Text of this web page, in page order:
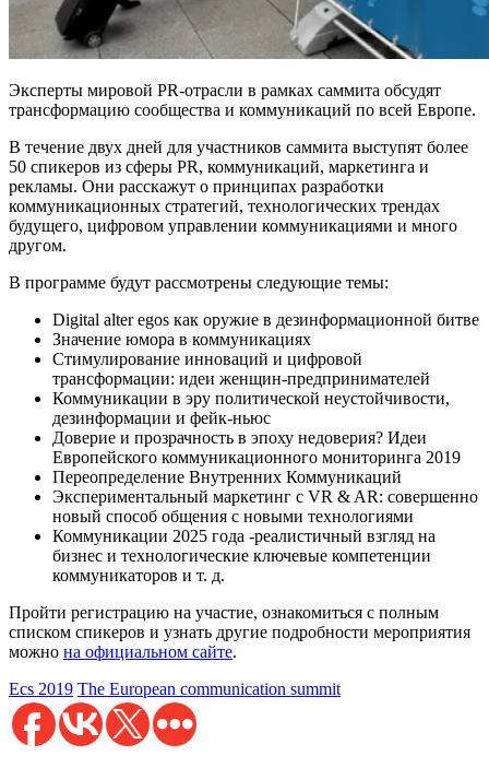
Эксперты мировой PR-отрасли в рамках саммита обсудят
трансформацию сообщества и коммуникаций по всей Европе.
В течение двух дней для участников саммита выступят более
50 спикеров из сферы PR, коммуникаций, маркетинга и
рекламы. Они расскажут о принципах разработки
коммуникационных стратегий, технологических трендах
будущего, цифровом управлении коммуникациями и много
другом.
В программе будут рассмотрены следующие темы:
Digital alter egos как оружие в дезинформационной битве
Значение юмора в коммуникациях
Стимулирование инноваций и цифровой
трансформации: идеи женщин-предпринимателей
Коммуникации в эру политической неустойчивости,
дезинформации и фейк-ньюс
Доверие и прозрачность в эпоху недоверия? Идеи
Европейского коммуникационного мониторинга 2019
Переопределение Внутренних Коммуникаций
Экспериментальный маркетинг с VR & AR: совершенно
новый способ общения с новыми технологиями
Коммуникации 2025 года -реалистичный взгляд на
бизнес и технологические ключевые компетенции
коммуникаторов и т. д.
Пройти регистрацию на участие, ознакомиться с полным
списком спикеров и узнать другие подробности мероприятия
можно на официальном сайте.
Ecs 2019 The European communication summit